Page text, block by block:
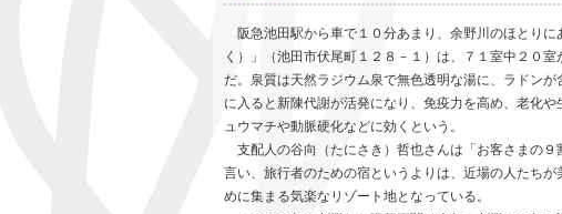
阪急池田駅から車で１０分あまり、余野川のほとりに
く）」（池田市伏尾町１２８－１）は、７１室中２０
だ。泉質は天然ラジウム泉で無色透明な湯に、ラドン
に入ると新陳代謝が活発になり、免疫力を高め、老化
ュウマチや動脈硬化などに効くという。
支配人の谷向（たにさき）哲也さんは「お客さまの９
言い、旅行者のための宿というよりは、近場の人たち
めに集まる気楽なリゾート地となっている。